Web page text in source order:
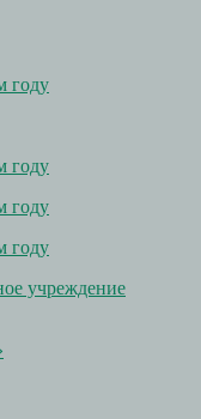
году
году
году
году
учреждение